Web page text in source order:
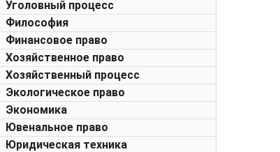
Уголовный процесс
Философия
Финансовое право
Хозяйственное право
Хозяйственный процесс
Экологическое право
Экономика
Ювенальное право
Юридическая техника